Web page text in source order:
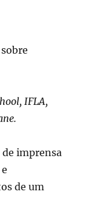
IFLA,
imprensa
de um